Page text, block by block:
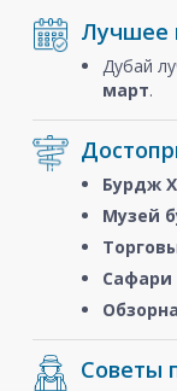
Лучшее
Дубай
март.
Бурдж
Музей
Сафари
Советы